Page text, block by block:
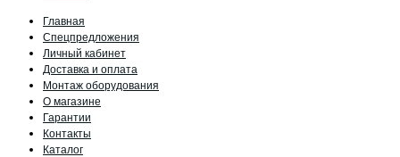
Главная
Спецпредложения
Личный кабинет
Доставка и оплата
Монтаж оборудования
О магазине
Гарантии
Контакты
Каталог